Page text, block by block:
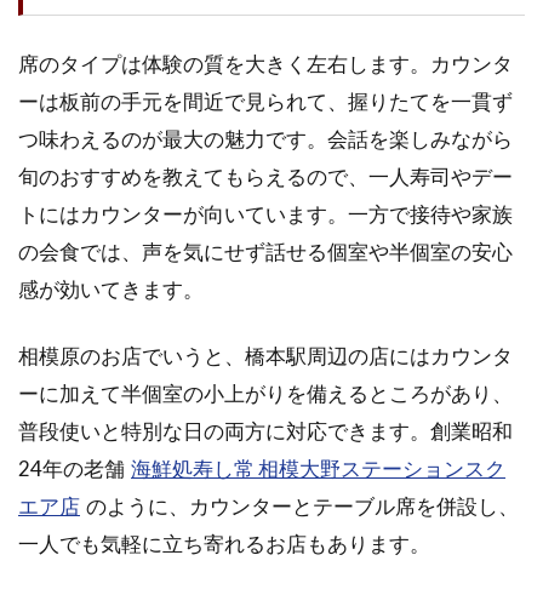
席のタイプは体験の質を大きく左右します。カウンタ
ーは板前の手元を間近で見られて、握りたてを一貫ず
つ味わえるのが最大の魅力です。会話を楽しみながら
旬のおすすめを教えてもらえるので、一人寿司やデー
トにはカウンターが向いています。一方で接待や家族
の会食では、声を気にせず話せる個室や半個室の安心
感が効いてきます。
相模原のお店でいうと、橋本駅周辺の店にはカウンタ
ーに加えて半個室の小上がりを備えるところがあり、
普段使いと特別な日の両方に対応できます。創業昭和
24年の老舗 海鮮処寿し常 相模大野ステーションスク
エア店 のように、カウンターとテーブル席を併設し、
一人でも気軽に立ち寄れるお店もあります。